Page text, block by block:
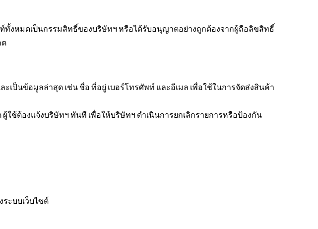
ทั้งหมดเป็นกรรมสิทธิ์ของบริษัทฯ หรือได้รับอนุญาตอย่างถูกต้องจากผู้ถือลิขสิทธิ์
เป็นข้อมูลล่าสุด เช่น ชื่อ ที่อยู่ เบอร์โทรศัพท์ และอีเมล เพื่อใช้ในการจัดส่งสินค้า
ช้ต้องแจ้งบริษัทฯ ทันที เพื่อให้บริษัทฯ ดำเนินการยกเลิกรายการหรือป้องกัน
ะบบเว็บไซต์